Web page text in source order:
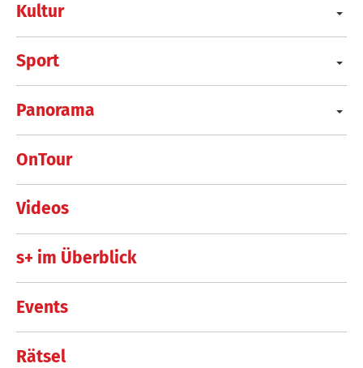
Kultur
Sport
Panorama
OnTour
Videos
s+ im Überblick
Events
Rätsel